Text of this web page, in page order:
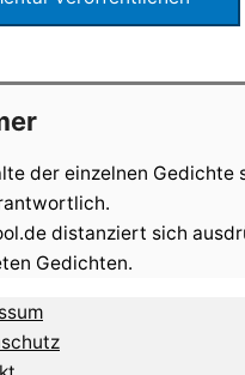
der einzelnen Gedichte
distanziert sich
Gedichten.